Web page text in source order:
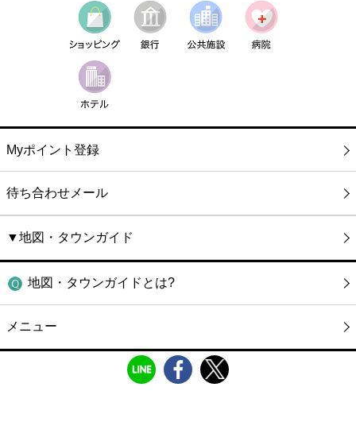
Myポイント登録
待ち合わせメール
▼地図・タウンガイド
地図・タウンガイドとは?
メニュー